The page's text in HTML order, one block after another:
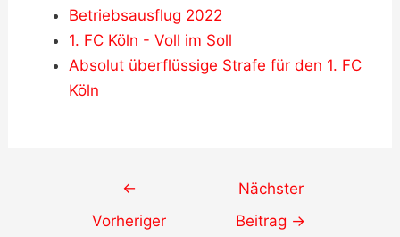
Betriebsausflug 2022
1. FC Köln - Voll im Soll
Absolut überflüssige Strafe für den 1. FC
Köln
←
Vorheriger
Nächster
Beitrag →